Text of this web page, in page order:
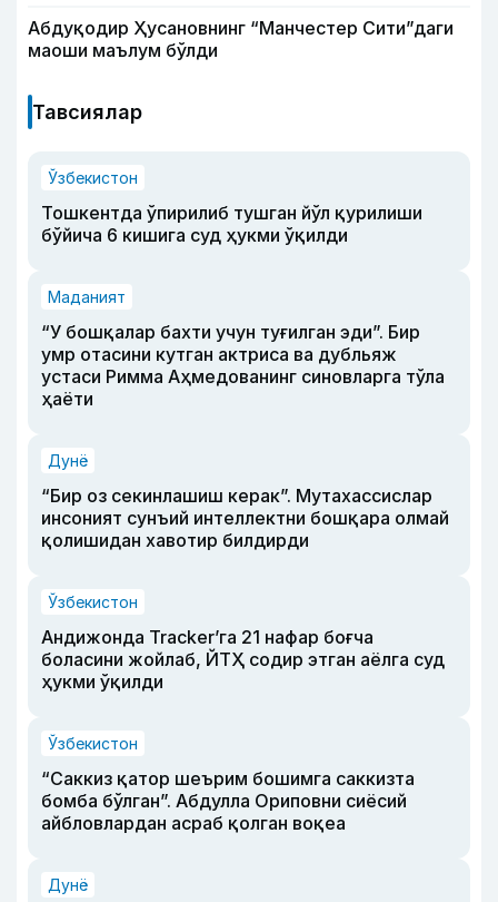
Абдуқодир Ҳусановнинг “Манчестер Сити”даги
маоши маълум бўлди
Тавсиялар
Ўзбекистон
Тошкентда ўпирилиб тушган йўл қурилиши
бўйича 6 кишига суд ҳукми ўқилди
Маданият
“У бошқалар бахти учун туғилган эди”. Бир
умр отасини кутган актриса ва дубльяж
устаси Римма Аҳмедованинг синовларга тўла
ҳаёти
Дунё
“Бир оз секинлашиш керак”. Мутахассислар
инсоният сунъий интеллектни бошқара олмай
қолишидан хавотир билдирди
Ўзбекистон
Андижонда Tracker’га 21 нафар боғча
боласини жойлаб, ЙТҲ содир этган аёлга суд
ҳукми ўқилди
Ўзбекистон
“Саккиз қатор шеърим бошимга саккизта
бомба бўлган”. Абдулла Ориповни сиёсий
айбловлардан асраб қолган воқеа
Дунё